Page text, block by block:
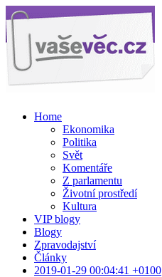
Home
Ekonomika
Politika
Svět
Komentáře
Z parlamentu
Životní prostředí
Kultura
VIP blogy
Blogy
Zpravodajství
Články
2019-01-29 00:04:41 +0100